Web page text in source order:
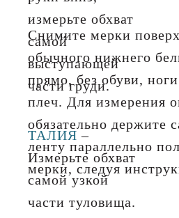
Снимите мерки
обычного нижнего
прямо, без обуви,
плеч. Для измерения
обязательно держите
ленту параллельно
мерки, следуя
измерьте обхват
самой
выступающей
части груди.
ТАЛИЯ –
Измерьте обхват
самой узкой
части туловища.